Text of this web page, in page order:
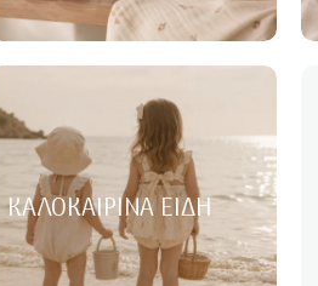
ΚΑΛΟΚΑΙΡΙΝΑ ΕΊΔΗ